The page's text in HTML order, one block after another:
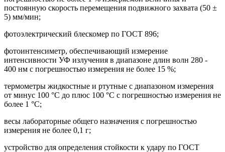
постоянную скорость перемещения подвижного захвата (50 ±
5) мм/мин;
фотоэлектрический блескомер по ГОСТ 896;
фотоинтенсиметр, обеспечивающий измерение
интенсивности УФ излучения в диапазоне длин волн 280 -
400 нм с погрешностью измерения не более 15 %;
термометры жидкостные и ртутные с диапазоном измерения
от минус 100 °С до плюс 100 °С с погрешностью измерения не
более 1 °С;
весы лабораторные общего назначения с погрешностью
измерения не более 0,1 г;
устройство для определения стойкости к удару по ГОСТ